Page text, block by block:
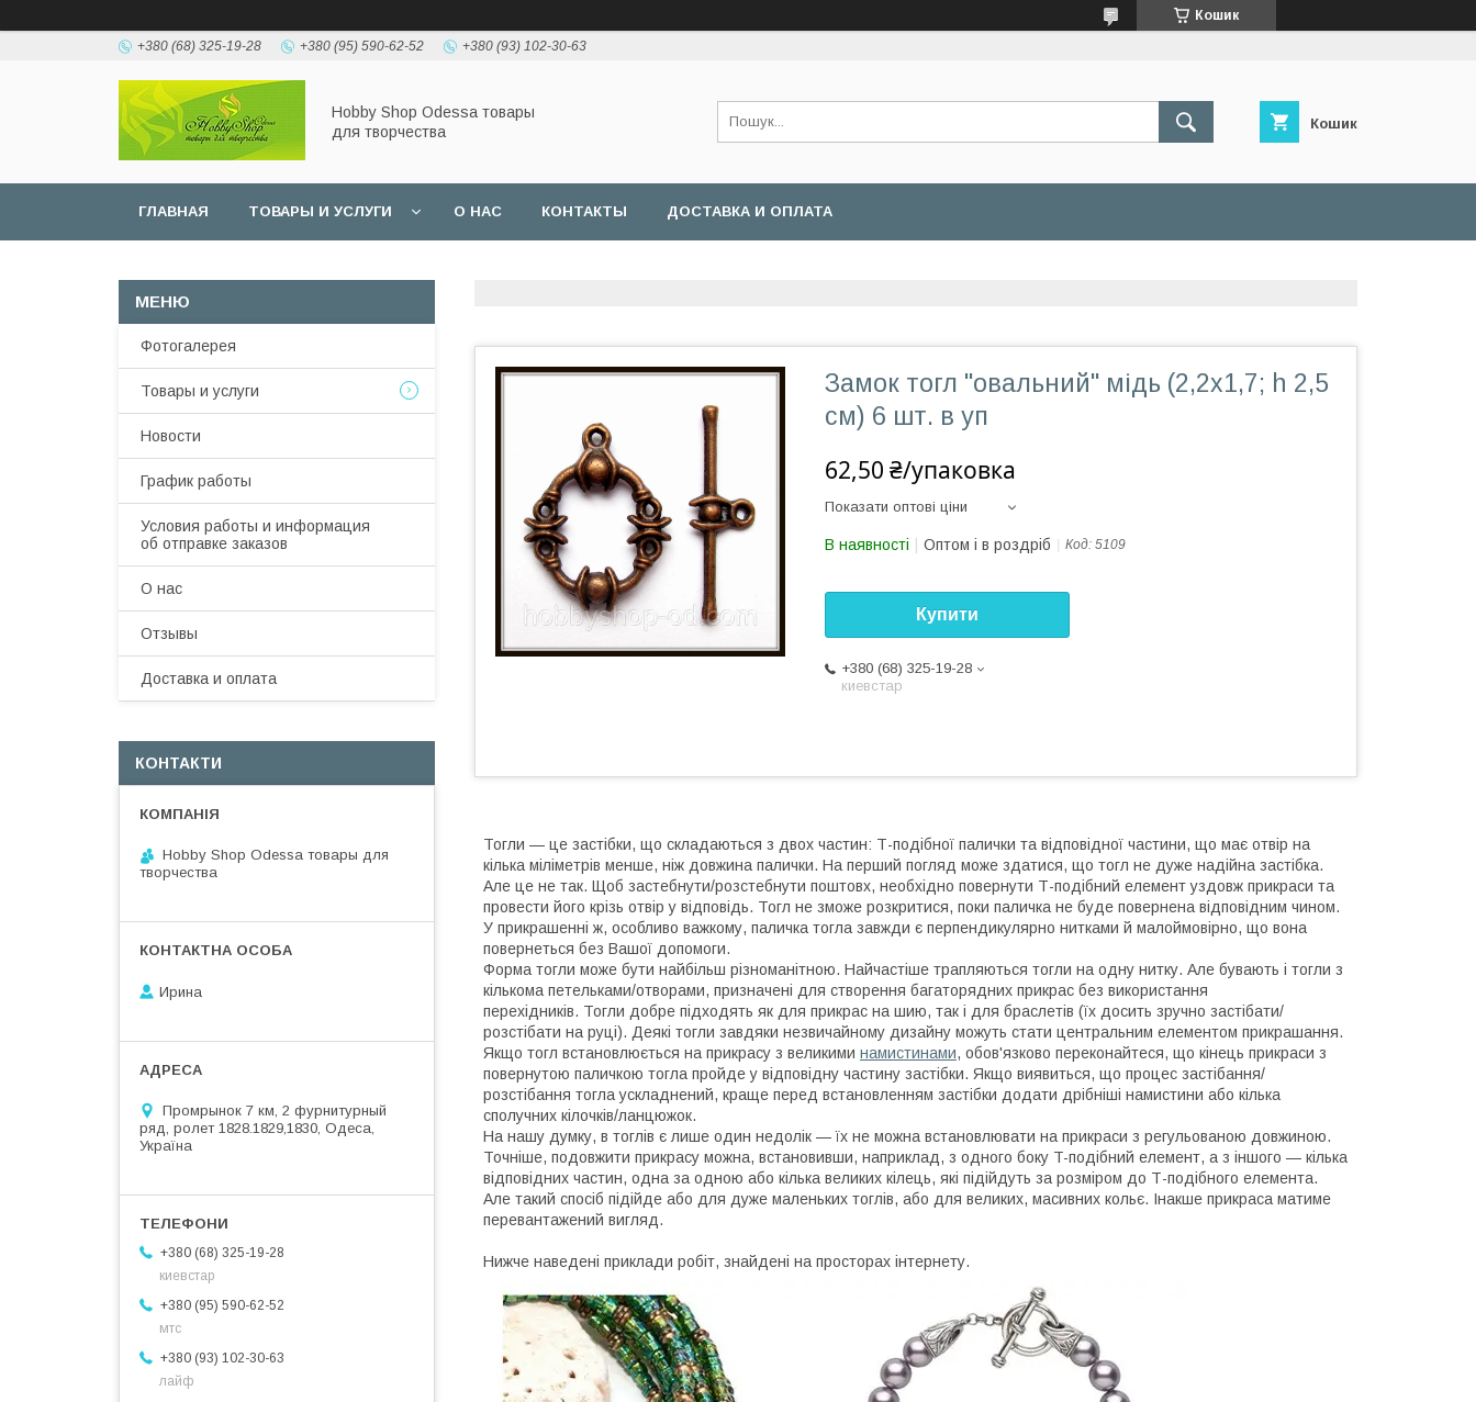
Кошик
+380 (68) 325-19-28 +380 (95) 590-62-52 +380 (93) 102-30-63
Hobbу Shop Odessa товары
для творчества
Кошик
ГЛАВНАЯ ТОВАРЫ И УСЛУГИ О НАС КОНТАКТЫ ДОСТАВКА И ОПЛАТА
Замок тогл "овальний" мідь (2,2х1,7; h 2,5
см) 6 шт. в уп
62,50 ₴/упаковка
Показати оптові ціни
В наявності Оптом і в роздріб Код: 5109
Купити
+380 (68) 325-19-28
киевстар
Тогли — це застібки, що складаються з двох частин: Т-подібної палички та відповідної частини, що має отвір на
кілька міліметрів менше, ніж довжина палички. На перший погляд може здатися, що тогл не дуже надійна застібка.
Але це не так. Щоб застебнути/розстебнути поштовх, необхідно повернути Т-подібний елемент уздовж прикраси та
провести його крізь отвір у відповідь. Тогл не зможе розкритися, поки паличка не буде повернена відповідним чином.
У прикрашенні ж, особливо важкому, паличка тогла завжди є перпендикулярно нитками й малоймовірно, що вона
повернеться без Вашої допомоги.
Форма тогли може бути найбільш різноманітною. Найчастіше трапляються тогли на одну нитку. Але бувають і тогли з
кількома петельками/отворами, призначені для створення багаторядних прикрас без використання
перехідників. Тогли добре підходять як для прикрас на шию, так і для браслетів (їх досить зручно застібати/
розстібати на руці). Деякі тогли завдяки незвичайному дизайну можуть стати центральним елементом прикрашання.
Якщо тогл встановлюється на прикрасу з великими намистинами, обов'язково переконайтеся, що кінець прикраси з
повернутою паличкою тогла пройде у відповідну частину застібки. Якщо виявиться, що процес застібання/
розстібання тогла ускладнений, краще перед встановленням застібки додати дрібніші намистини або кілька
сполучних кілочків/ланцюжок.
На нашу думку, в тоглів є лише один недолік — їх не можна встановлювати на прикраси з регульованою довжиною.
Точніше, подовжити прикрасу можна, встановивши, наприклад, з одного боку T-подібний елемент, а з іншого — кілька
відповідних частин, одна за одною або кілька великих кілець, які підійдуть за розміром до Т-подібного елемента.
Але такий спосіб підійде або для дуже маленьких тоглів, або для великих, масивних кольє. Інакше прикраса матиме
перевантажений вигляд.
Нижче наведені приклади робіт, знайдені на просторах інтернету.
Фотогалерея
Товары и услуги
Новости
График работы
Условия работы и информация
об отправке заказов
О нас
Отзывы
Доставка и оплата
КОНТАКТИ
Hobby Shop Odessa товары для
творчества
Ирина
Промрынок 7 км, 2 фурнитурный
ряд, ролет 1828.1829,1830, Одеса,
Україна
+380 (68) 325-19-28
киевстар
+380 (95) 590-62-52
мтс
+380 (93) 102-30-63
лайф